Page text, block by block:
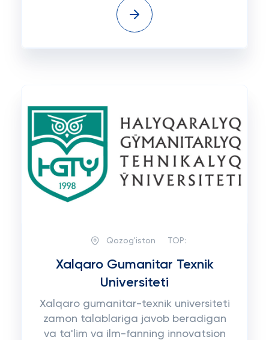
Qozog'iston TOP:
Xalqaro Gumanitar Texnik
Universiteti
Xalqaro gumanitar-texnik universiteti
zamon talablariga javob beradigan
va ta'lim va ilm-fanning innovatsion